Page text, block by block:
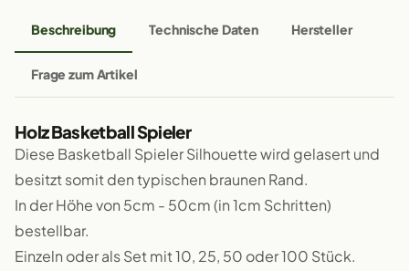
Beschreibung Technische Daten Hersteller
Frage zum Artikel
Holz Basketball Spieler
Diese Basketball Spieler Silhouette wird gelasert und
besitzt somit den typischen braunen Rand.
In der Höhe von 5cm - 50cm (in 1cm Schritten)
bestellbar.
Einzeln oder als Set mit 10, 25, 50 oder 100 Stück.